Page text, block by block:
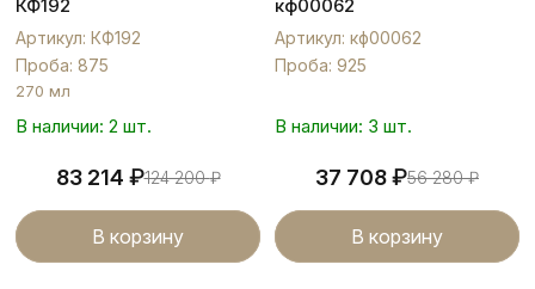
КФ192
Артикул: КФ192
Проба: 875
270 мл
В наличии: 2 шт.
83 214 ₽124 200₽
В корзину
кф00062
Артикул: кф00062
Проба: 925
В наличии: 3 шт.
37 708₽56 280₽
В корзину